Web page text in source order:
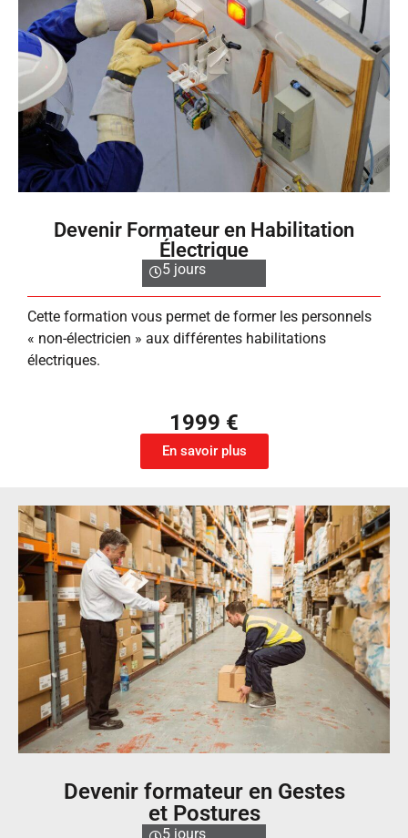
Devenir Formateur en Habilitation
Électrique
5 jours
Cette formation vous permet de former les personnels
« non-électricien » aux différentes habilitations
électriques.
1999 €
En savoir plus
Devenir formateur en Gestes
et Postures
5 jours